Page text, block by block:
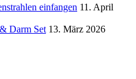
einfangen 11. April
Darm Set 13. März 2026